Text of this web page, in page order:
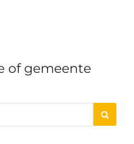
of gemeente